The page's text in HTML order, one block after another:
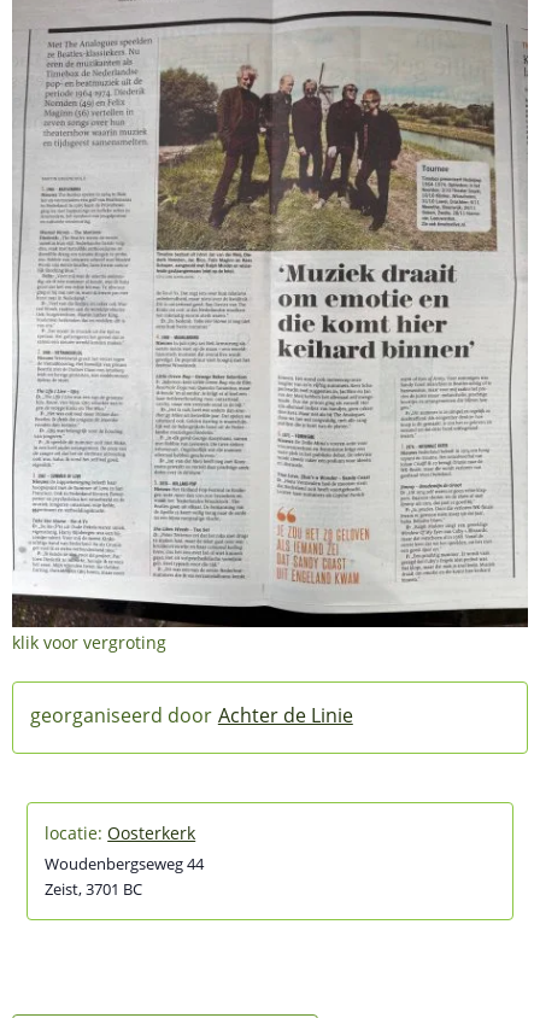
klik voor vergroting
Achter de Linie
Oosterkerk
Woudenbergseweg 44
Zeist,3701 BC